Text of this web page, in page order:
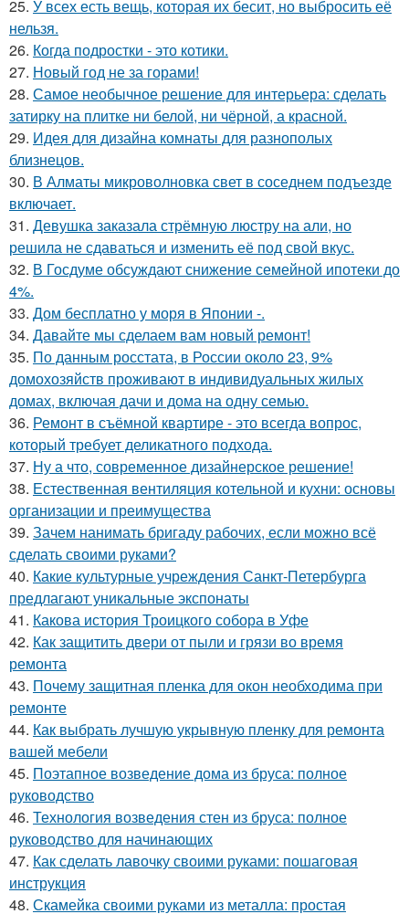
25. У всех есть вещь, которая их бесит, но выбросить её
нельзя.
26. Когда подростки - это котики.
27. Новый год не за горами!
28. Самое необычное решение для интерьера: сделать
затирку на плитке ни белой, ни чёрной, а красной.
29. Идея для дизайна комнаты для разнополых
близнецов.
30. В Алматы микроволновка свет в соседнем подъезде
включает.
31. Девушка заказала стрёмную люстру на али, но
решила не сдаваться и изменить её под свой вкус.
32. В Госдуме обсуждают снижение семейной ипотеки до
4%.
33. Дом бесплатно у моря в Японии -.
34. Давайте мы сделаем вам новый ремонт!
35. По данным росстата, в России около 23, 9%
домохозяйств проживают в индивидуальных жилых
домах, включая дачи и дома на одну семью.
36. Ремонт в съёмной квартире - это всегда вопрос,
который требует деликатного подхода.
37. Ну а что, современное дизайнерское решение!
38. Естественная вентиляция котельной и кухни: основы
организации и преимущества
39. Зачем нанимать бригаду рабочих, если можно всё
сделать своими руками?
40. Какие культурные учреждения Санкт-Петербурга
предлагают уникальные экспонаты
41. Какова история Троицкого собора в Уфе
42. Как защитить двери от пыли и грязи во время
ремонта
43. Почему защитная пленка для окон необходима при
ремонте
44. Как выбрать лучшую укрывную пленку для ремонта
вашей мебели
45. Поэтапное возведение дома из бруса: полное
руководство
46. Технология возведения стен из бруса: полное
руководство для начинающих
47. Как сделать лавочку своими руками: пошаговая
инструкция
48. Скамейка своими руками из металла: простая